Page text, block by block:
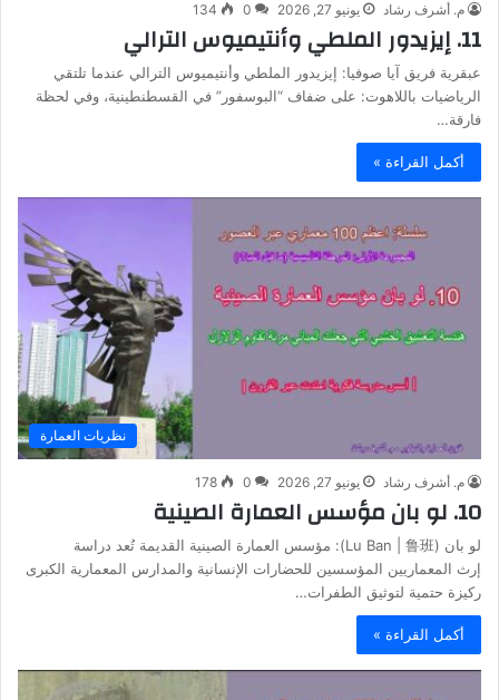
م. أشرف رشاد يونيو 27, 2026 0
134
11. إيزيدور الملطي وأنتيميوس الترالي
عبقرية فريق آيا صوفيا: إيزيدور الملطي وأنتيميوس الترالي عندما تلتقي
الرياضيات باللاهوت: على ضفاف “البوسفور” في القسطنطينية، وفي لحظة
فارقة…
أكمل القراءة »
نظريات العمارة
م. أشرف رشاد يونيو 27, 2026 0
178
10. لو بان مؤسس العمارة الصينية
لو بان (Lu Ban | 鲁班): مؤسس العمارة الصينية القديمة تُعد دراسة
إرث المعماريين المؤسسين للحضارات الإنسانية والمدارس المعمارية الكبرى
ركيزة حتمية لتوثيق الطفرات…
أكمل القراءة »